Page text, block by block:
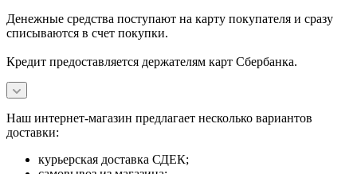
Денежные средства поступают на карту покупателя и сразу
списываются в счет покупки.
Кредит предоставляется держателям карт Сбербанка.
Наш интернет-магазин предлагает несколько вариантов
доставки:
курьерская доставка СДЕК;